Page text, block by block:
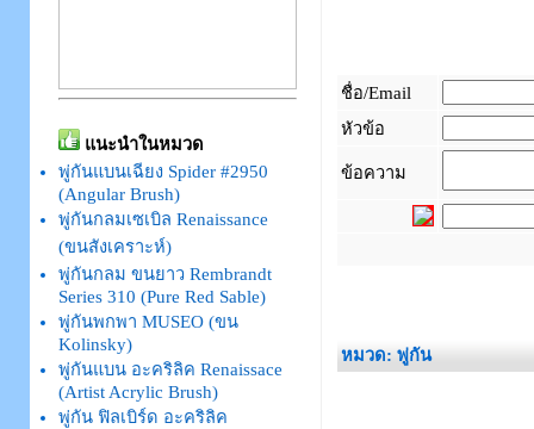
แนะนำในหมวด
พู่กันแบนเฉียง Spider #2950
(Angular Brush)
พู่กันกลมเซเบิล Renaissance
(ขนสังเคราะห์)
พู่กันกลม ขนยาว Rembrandt
Series 310 (Pure Red Sable)
พู่กันพกพา MUSEO (ขน
Kolinsky)
พู่กันแบน อะคริลิค Renaissace
(Artist Acrylic Brush)
พู่กัน ฟิลเบิร์ด อะคริลิค
ชื่อ/Email
หัวข้อ
ข้อความ
หมวด: พู่กัน